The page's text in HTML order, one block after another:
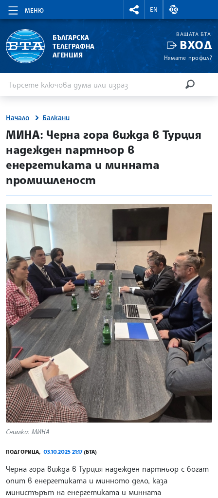
МЕНЮ
RIGHTMENU.SOCIAL
EN
ВАЛУТНИ
БЪЛГАРСКА
ТЕЛЕГРАФНА
АГЕНЦИЯ
ВАШАТА БТА
ВХОД
Нямате профил?
Начало Балкани
site.bta
МИНА: Черна гора вижда в Турция
надежден партньор в
енергетиката и минната
промишленост
Снимка: МИНА
ПОДГОРИЦА, 03.10.2025 21:17(БТА)
Черна гора вижда в Турция надежден партньор с богат
опит в енергетиката и минното дело, каза
министърът на енергетиката и минната